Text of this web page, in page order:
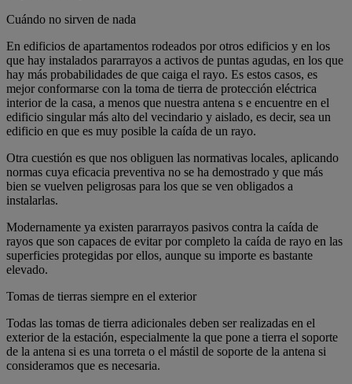
Cuándo no sirven de nada
En edificios de apartamentos rodeados por otros edificios y en los
que hay instalados pararrayos a activos de puntas agudas, en los que
hay más probabilidades de que caiga el rayo. Es estos casos, es
mejor conformarse con la toma de tierra de protección eléctrica
interior de la casa, a menos que nuestra antena s e encuentre en el
edificio singular más alto del vecindario y aislado, es decir, sea un
edificio en que es muy posible la caída de un rayo.
Otra cuestión es que nos obliguen las normativas locales, aplicando
normas cuya eficacia preventiva no se ha demostrado y que más
bien se vuelven peligrosas para los que se ven obligados a
instalarlas.
Modernamente ya existen pararrayos pasivos contra la caída de
rayos que son capaces de evitar por completo la caída de rayo en las
superficies protegidas por ellos, aunque su importe es bastante
elevado.
Tomas de tierras siempre en el exterior
Todas las tomas de tierra adicionales deben ser realizadas en el
exterior de la estación, especialmente la que pone a tierra el soporte
de la antena si es una torreta o el mástil de soporte de la antena si
consideramos que es necesaria.